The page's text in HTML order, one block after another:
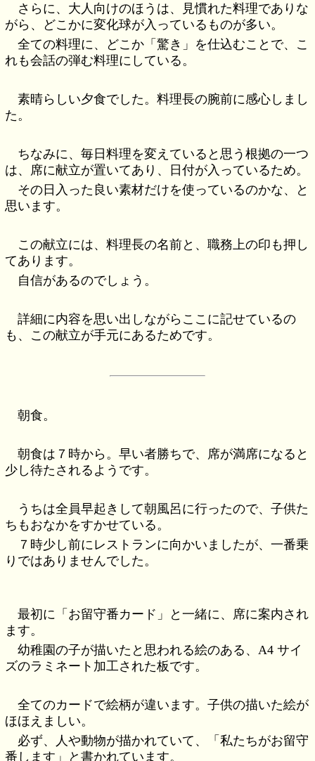
さらに、大人向けのほうは、見慣れた料理でありな
がら、どこかに変化球が入っているものが多い。
全ての料理に、どこか「驚き」を仕込むことで、こ
れも会話の弾む料理にしている。
素晴らしい夕食でした。料理長の腕前に感心しまし
た。
ちなみに、毎日料理を変えていると思う根拠の一つ
は、席に献立が置いてあり、日付が入っているため。
その日入った良い素材だけを使っているのかな、と
思います。
この献立には、料理長の名前と、職務上の印も押し
てあります。
自信があるのでしょう。
詳細に内容を思い出しながらここに記せているの
も、この献立が手元にあるためです。
朝食。
朝食は７時から。早い者勝ちで、席が満席になると
少し待たされるようです。
うちは全員早起きして朝風呂に行ったので、子供た
ちもおなかをすかせている。
７時少し前にレストランに向かいましたが、一番乗
りではありませんでした。
最初に「お留守番カード」と一緒に、席に案内され
ます。
幼稚園の子が描いたと思われる絵のある、A4 サイ
ズのラミネート加工された板です。
全てのカードで絵柄が違います。子供の描いた絵が
ほほえましい。
必ず、人や動物が描かれていて、「私たちがお留守
番します」と書かれています。